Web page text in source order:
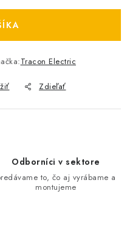
Tracon Electric
Zdieľať
Odborníci v sektore
to, čo aj vyrábame a
montujeme